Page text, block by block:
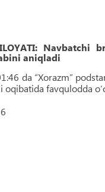
Navbatchi
aniqladi
da “Xorazm”
oqibatida favqulodda